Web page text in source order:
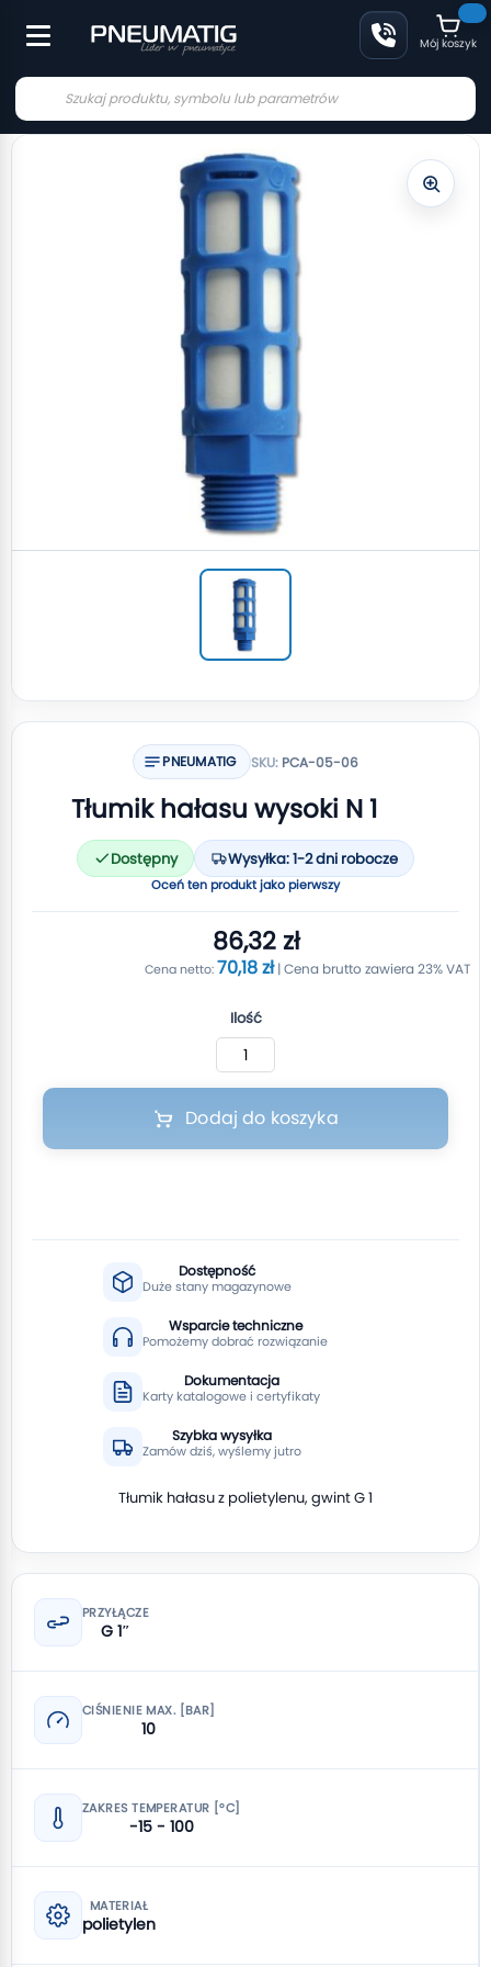
Mój koszyk
PNEUMATIG SKU:PCA-05-06
Tłumik hałasu wysoki N 1
Dostępny Wysyłka: 1-2 dni robocze
Oceń ten produkt jako pierwszy
86,32 zł
70,18 zł
Ilość
Dodaj do koszyka
Dostępność
Duże stany magazynowe
Wsparcie techniczne
Pomożemy dobrać rozwiązanie
Dokumentacja
Karty katalogowe i certyfikaty
Szybka wysyłka
Zamów dziś, wyślemy jutro
Tłumik hałasu z polietylenu, gwint G 1
PRZYŁĄCZE
G 1″
CIŚNIENIE MAX. [BAR]
10
ZAKRES TEMPERATUR [°C]
-15 - 100
MATERIAŁ
polietylen